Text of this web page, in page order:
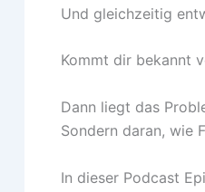
Und gleichzeitig
Kommt dir bekannt
Dann liegt das
Sondern daran, wie
In dieser Podcast